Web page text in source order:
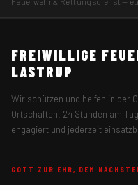
FREIWILLIGE
LASTRUP
Wir schützen und helfen in der
Ortschaften. 24 Stunden am
engagiert und jederzeit
GOTT ZUR EHR, DEM